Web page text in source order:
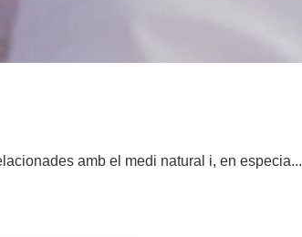
amb el medi natural i, en especia...